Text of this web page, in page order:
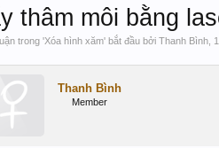
thâm môi bằng
trong 'Xóa hình xăm' bắt đầu bởi Thanh Bình
Thanh Bình
Member